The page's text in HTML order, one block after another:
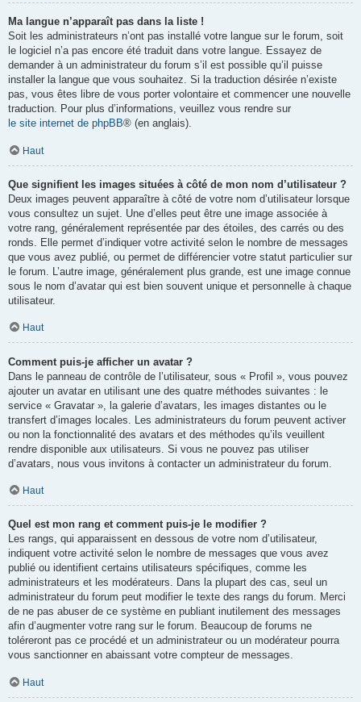
Ma langue n’apparaît pas dans la liste !
Soit les administrateurs n’ont pas installé votre langue sur le forum, soit
le logiciel n’a pas encore été traduit dans votre langue. Essayez de
demander à un administrateur du forum s’il est possible qu’il puisse
installer la langue que vous souhaitez. Si la traduction désirée n’existe
pas, vous êtes libre de vous porter volontaire et commencer une nouvelle
traduction. Pour plus d’informations, veuillez vous rendre sur
le site internet de phpBB® (en anglais).
Haut
Que signifient les images situées à côté de mon nom d’utilisateur ?
Deux images peuvent apparaître à côté de votre nom d’utilisateur lorsque
vous consultez un sujet. Une d’elles peut être une image associée à
votre rang, généralement représentée par des étoiles, des carrés ou des
ronds. Elle permet d’indiquer votre activité selon le nombre de messages
que vous avez publié, ou permet de différencier votre statut particulier sur
le forum. L’autre image, généralement plus grande, est une image connue
sous le nom d’avatar qui est bien souvent unique et personnelle à chaque
utilisateur.
Haut
Comment puis-je afficher un avatar ?
Dans le panneau de contrôle de l’utilisateur, sous « Profil », vous pouvez
ajouter un avatar en utilisant une des quatre méthodes suivantes : le
service « Gravatar », la galerie d’avatars, les images distantes ou le
transfert d’images locales. Les administrateurs du forum peuvent activer
ou non la fonctionnalité des avatars et des méthodes qu’ils veuillent
rendre disponible aux utilisateurs. Si vous ne pouvez pas utiliser
d’avatars, nous vous invitons à contacter un administrateur du forum.
Haut
Quel est mon rang et comment puis-je le modifier ?
Les rangs, qui apparaissent en dessous de votre nom d’utilisateur,
indiquent votre activité selon le nombre de messages que vous avez
publié ou identifient certains utilisateurs spécifiques, comme les
administrateurs et les modérateurs. Dans la plupart des cas, seul un
administrateur du forum peut modifier le texte des rangs du forum. Merci
de ne pas abuser de ce système en publiant inutilement des messages
afin d’augmenter votre rang sur le forum. Beaucoup de forums ne
toléreront pas ce procédé et un administrateur ou un modérateur pourra
vous sanctionner en abaissant votre compteur de messages.
Haut